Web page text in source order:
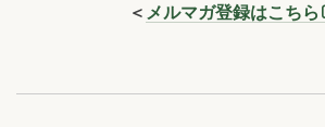
＜ メルマガ登録はこちら